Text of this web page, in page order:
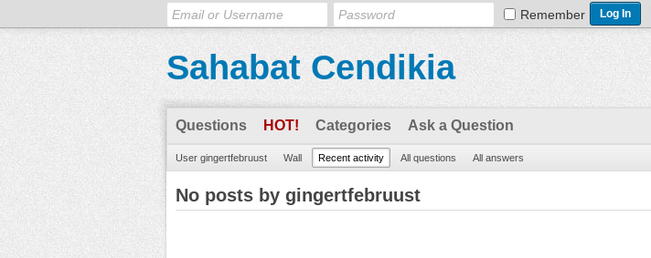
Remember
Sahabat Cendikia
Questions HOT! Categories Ask a Question
User gingertfebruust Wall Recent activity All questions All answers
No posts by gingertfebruust